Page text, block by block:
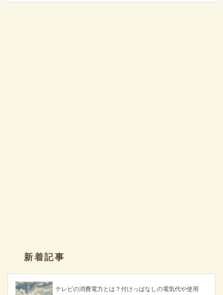
新着記事
テレビの消費電力とは？付けっぱなしの電気代や使用